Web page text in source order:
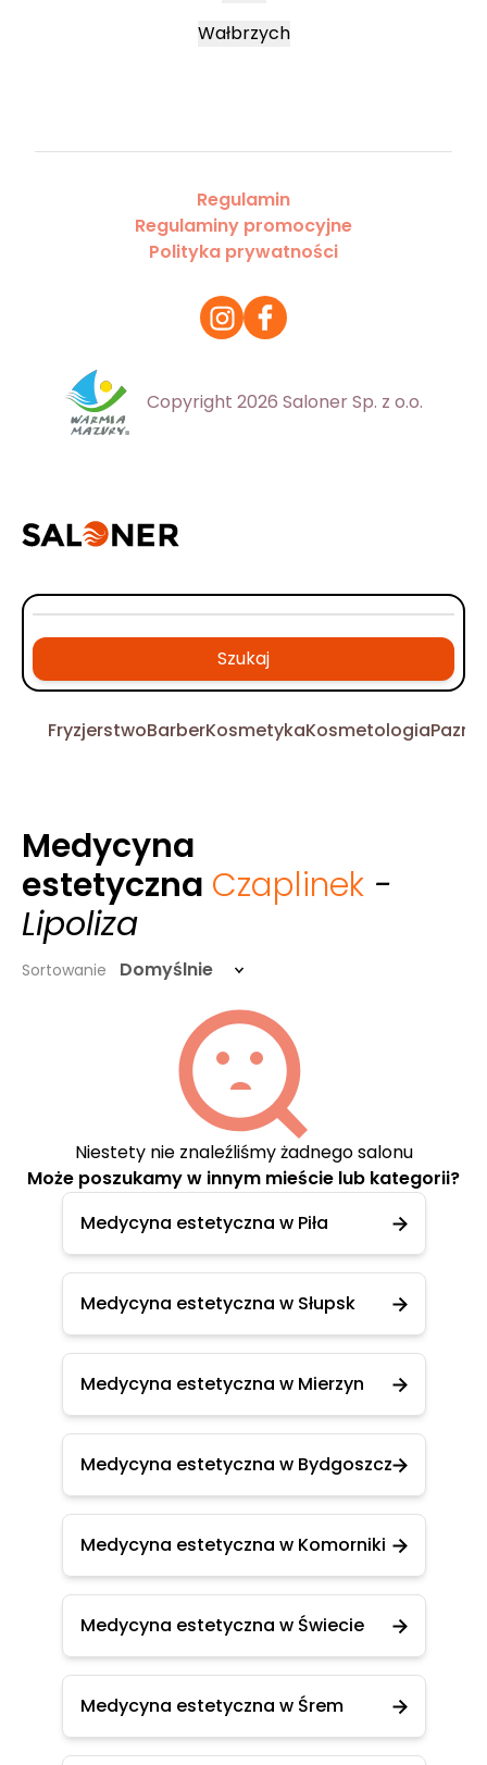
Wałbrzych
Regulamin
Regulaminy promocyjne
Polityka prywatności
Copyright 2026 Saloner Sp. z o.o.
Szukaj
FryzjerstwoBarberKosmetykaKosmetologia
Medycyna
estetyczna Czaplinek -
Lipoliza
Sortowanie Domyślnie
Niestety nie znaleźliśmy żadnego salonu
Może poszukamy w innym mieście lub kategorii?
Medycyna estetyczna w Piła
Medycyna estetyczna w Słupsk
Medycyna estetyczna w Mierzyn
Medycyna estetyczna w Bydgoszcz
Medycyna estetyczna w Komorniki
Medycyna estetyczna w Świecie
Medycyna estetyczna w Śrem